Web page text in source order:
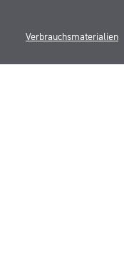
Verbrauchsmaterialien